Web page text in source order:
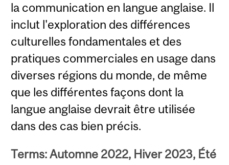
la communication en langue anglaise. Il
inclut l'exploration des différences
culturelles fondamentales et des
pratiques commerciales en usage dans
diverses régions du monde, de même
que les différentes façons dont la
langue anglaise devrait être utilisée
dans des cas bien précis.
Terms: Automne 2022, Hiver 2023, Été